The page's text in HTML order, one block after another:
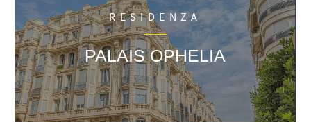
RESIDENZA
PALAIS OPHELIA